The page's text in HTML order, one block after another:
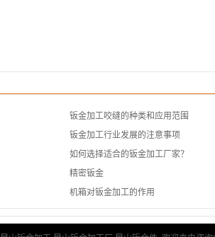
钣金加工咬缝的种类和应用范围
钣金加工行业发展的注意事项
如何选择适合的钣金加工厂家？
精密钣金
机箱对钣金加工的作用